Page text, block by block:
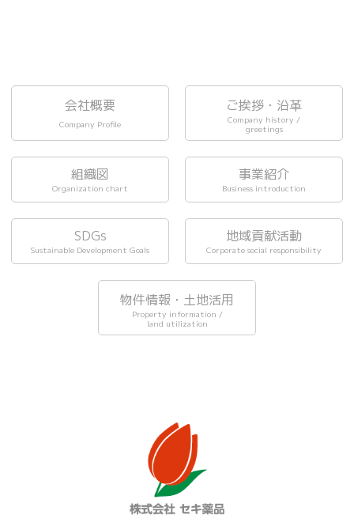
会社概要
Company Profile
ご挨拶・沿革
Company history /
greetings
組織図
Organization chart
事業紹介
Business introduction
SDGs
Sustainable Development Goals
地域貢献活動
Corporate social responsibility
物件情報・土地活用
Property information /
land utilization